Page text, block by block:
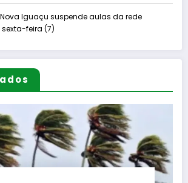
Nova Iguaçu suspende aulas da rede
feira (7)